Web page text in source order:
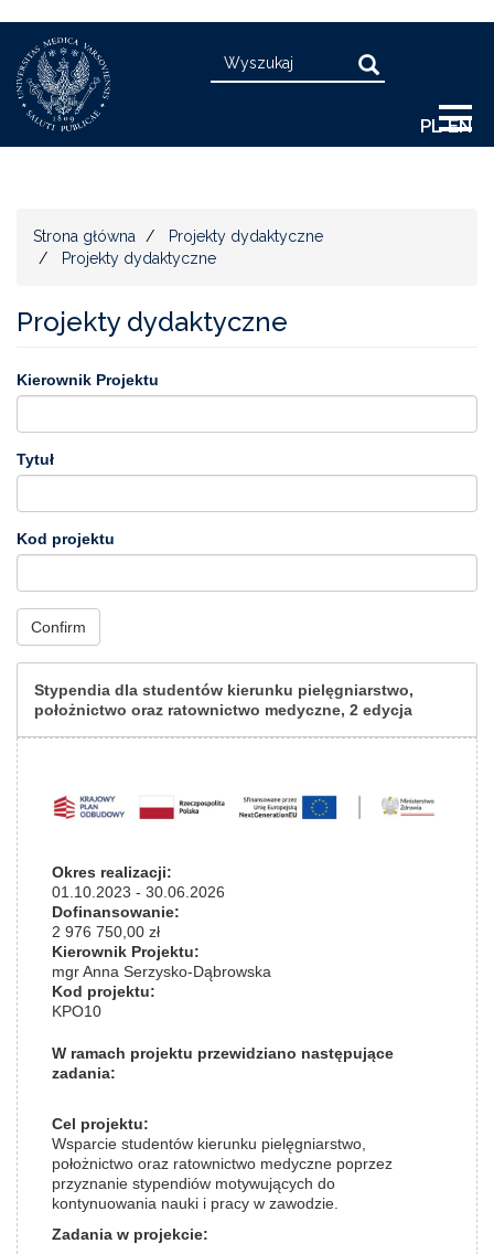
treści
PL EN
Search Search
Strona główna
Projekty dydaktyczne
Projekty dydaktyczne
Projekty dydaktyczne
Kierownik Projektu
Tytuł
Kod projektu
Confirm
Stypendia dla studentów kierunku pielęgniarstwo,
położnictwo oraz ratownictwo medyczne, 2 edycja
Okres realizacji:
01.10.2023 - 30.06.2026
Dofinansowanie:
2 976 750,00 zł
Kierownik Projektu:
mgr Anna Serzysko-Dąbrowska
Kod projektu:
KPO10
W ramach projektu przewidziano następujące
zadania:
Cel projektu:
Wsparcie studentów kierunku pielęgniarstwo,
położnictwo oraz ratownictwo medyczne poprzez
przyznanie stypendiów motywujących do
kontynuowania nauki i pracy w zawodzie.
Zadania w projekcie: